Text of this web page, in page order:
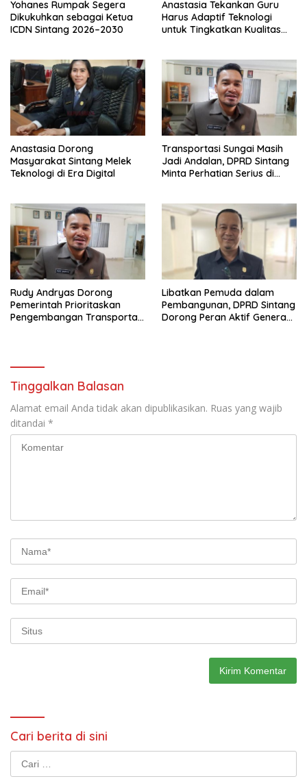
Yohanes Rumpak Segera
Dikukuhkan sebagai Ketua
ICDN Sintang 2026–2030
Anastasia Tekankan Guru
Harus Adaptif Teknologi
untuk Tingkatkan Kualitas
Anastasia Dorong
Masyarakat Sintang Melek
Teknologi di Era Digital
Transportasi Sungai Masih
Jadi Andalan, DPRD Sintang
Minta Perhatian Serius di
Rudy Andryas Dorong
Pemerintah Prioritaskan
Pengembangan Transportasi
Libatkan Pemuda dalam
Pembangunan, DPRD Sintang
Dorong Peran Aktif Generasi
Tinggalkan Balasan
Alamat email Anda tidak akan dipublikasikan. Ruas yang wajib
ditandai *
Cari berita di sini